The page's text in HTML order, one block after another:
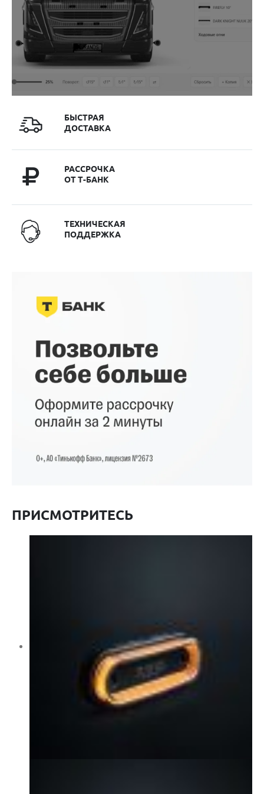
БЫСТРАЯ
ДОСТАВКА
РАССРОЧКА
ОТ Т-БАНК
ТЕХНИЧЕСКАЯ
ПОДДЕРЖКА
ПРИСМОТРИТЕСЬ